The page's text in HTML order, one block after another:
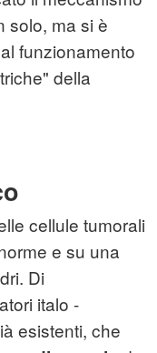
solo, ma si è
funzionamento
della
cellule tumorali
e su una
Di
italo -
esistenti, che